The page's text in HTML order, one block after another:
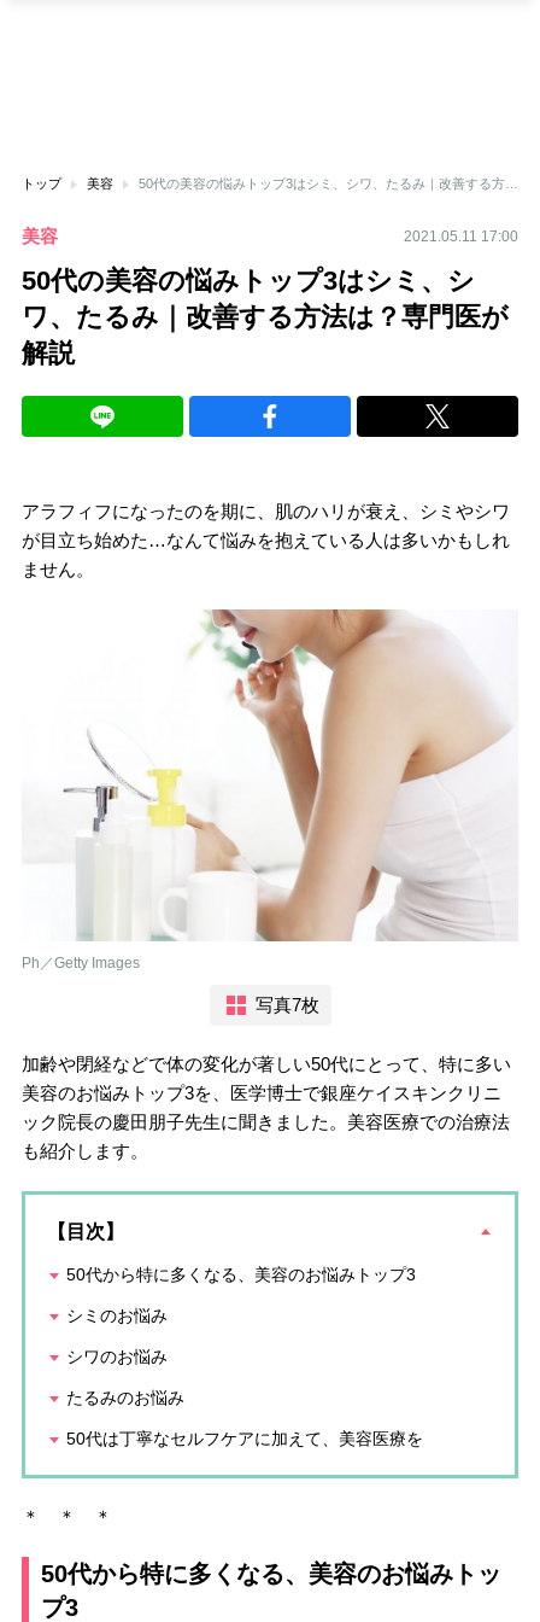
トップ 美容 50代の美容の悩みトップ3はシミ、シワ、たるみ｜改善する方法は？専門医が解説
美容 2021.05.11 17:00
50代の美容の悩みトップ3はシミ、シ
ワ、たるみ｜改善する方法は？専門医が
解説
アラフィフになったのを期に、肌のハリが衰え、シミやシワ
が目立ち始めた…なんて悩みを抱えている人は多いかもしれ
ません。
Ph／Getty Images
写真7枚
加齢や閉経などで体の変化が著しい50代にとって、特に多い
美容のお悩みトップ3を、医学博士で銀座ケイスキンクリニ
ック院長の慶田朋子先生に聞きました。美容医療での治療法
も紹介します。
【目次】
50代から特に多くなる、美容のお悩みトップ3
シミのお悩み
シワのお悩み
たるみのお悩み
50代は丁寧なセルフケアに加えて、美容医療を
＊ ＊ ＊
50代から特に多くなる、美容のお悩みトッ
プ3